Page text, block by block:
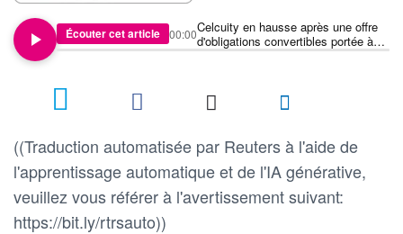
Écouter cet article
Celcuity en hausse après une offre
d'obligations convertibles portée à
500 millions de dollars
00:00
((Traduction automatisée par Reuters à l'aide de
l'apprentissage automatique et de l'IA générative,
veuillez vous référer à l'avertissement suivant:
https://bit.ly/rtrsauto))